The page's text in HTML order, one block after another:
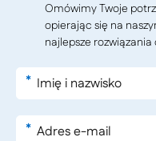
Omówimy Twoje
opierając się na
najlepsze rozwiązania
*
*